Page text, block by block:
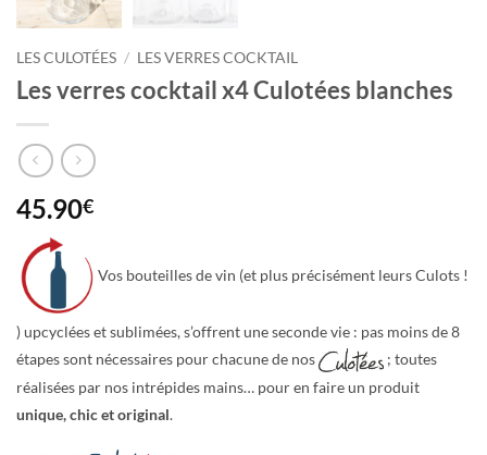
LES CULOTÉES / LES VERRES COCKTAIL
Les verres cocktail x4 Culotées blanches
45.90€
Vos bouteilles de vin (et plus précisément leurs Culots !
) upcyclées et sublimées, s’offrent une seconde vie : pas moins de 8
étapes sont nécessaires pour chacune de nos
; toutes
réalisées par nos intrépides mains… pour en faire un produit
unique, chic et original.